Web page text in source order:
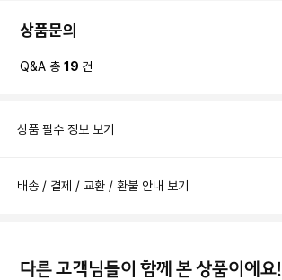
상품문의
Q&A 총 19 건
상품 필수 정보 보기
배송 / 결제 / 교환 / 환불 안내 보기
다른 고객님들이 함께 본 상품이에요!